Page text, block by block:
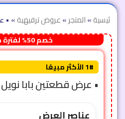
الرئيسية»المتجر»عروض ترفيهية»
•
خصم 50% لفترة محدودة
1# الأكثر مبيعًا
• عرض قطعتين بابا نويل
عناصر العرض